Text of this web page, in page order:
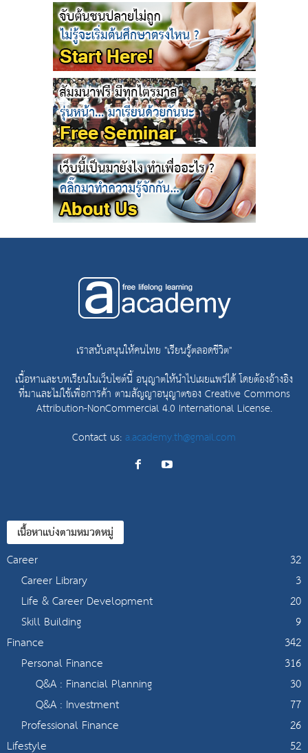
เราสนับสนุนให้คนไทย "เรียนรู้ตลอดชีวิต"
เนื้อหาและบทเรียนในเว็บไซต์นี้ อนุญาตให้นำไปเผยแพร่ได้ โดยต้องอ้างอิง
ที่มาและไม่ใช้เพื่อการค้า ตามสัญญาอนุญาตของ Creative Commons
Attribution-NonCommercial 4.0 International License.
Contact us:a.academy.th@gmail.com
เนื้อหาแบ่งตามหมวดหมู่
Career
32
Career Library
3
Life & Career Development
20
Skill Building
9
Finance
342
Personal Finance
316
Q&A : Financial Planning
30
Q&A : Investment
77
Professional Finance
26
Lifestyle
52